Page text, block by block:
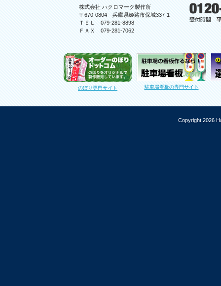
株式会社 ハクロマーク製作所
〒670-0804 兵庫県姫路市保城337-1
ＴＥＬ 079-281-8898
ＦＡＸ 079-281-7062
のぼり専門サイト 駐車場看板の専門サイト
Copyright 2026